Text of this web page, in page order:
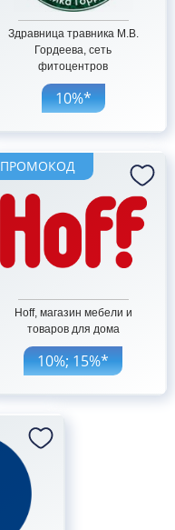
Здравница травника М.В.
Гордеева, сеть
фитоцентров
10%*
ПРОМОКОД
Hoff, магазин мебели и
товаров для дома
10%; 15%*